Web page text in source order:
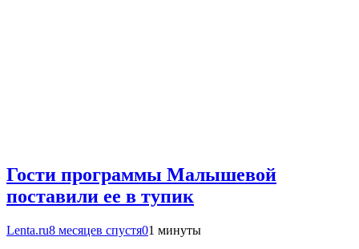
Гости программы Малышевой
поставили ее в тупик
Lenta.ru8 месяцев спустя01 минуты